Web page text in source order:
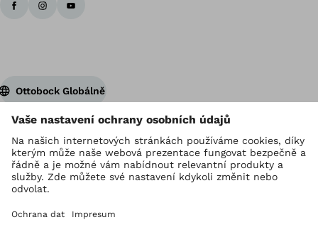
Ottobock Globálně
Držitelem autorských práv je Ottobock
Nastavení ochrany osobních údajů